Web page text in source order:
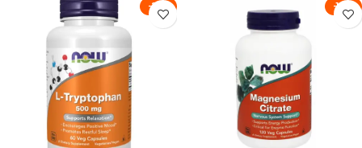
-14%
-21%